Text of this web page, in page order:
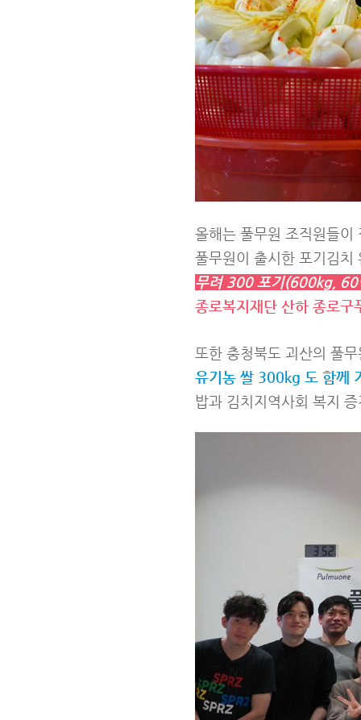
올해는 풀무원 조직원들이
풀무원이 출시한 포기김
무려 300 포기(600kg, 60
종로복지재단 산하 종로구
또한 충청북도 괴산의 풀
유기농 쌀 300kg 도 함께
밥과 김치지역사회 복지